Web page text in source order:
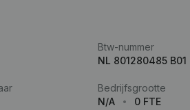
Btw-nummer
NL 801280485 B01
Bedrijfsgrootte
N/A
0 FTE